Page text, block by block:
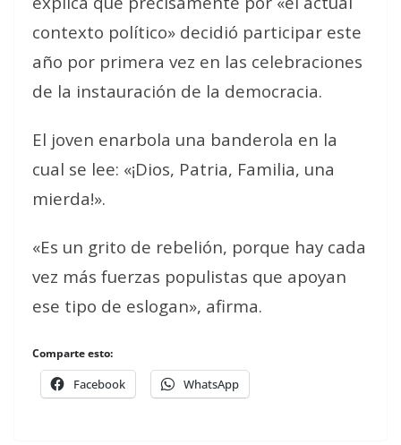
contexto político» decidió participar este
año por primera vez en las celebraciones
de la instauración de la democracia.
El joven enarbola una banderola en la
cual se lee: «¡Dios, Patria, Familia, una
mierda!».
«Es un grito de rebelión, porque hay cada
vez más fuerzas populistas que apoyan
ese tipo de eslogan», afirma.
Comparte esto:
Facebook WhatsApp